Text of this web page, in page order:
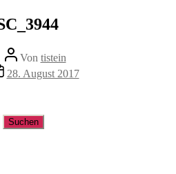
Beitragsautor
Von tistein
28. August 2017